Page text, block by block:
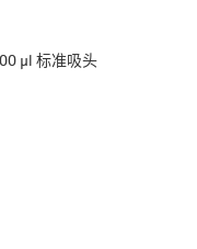
µl 标准吸头